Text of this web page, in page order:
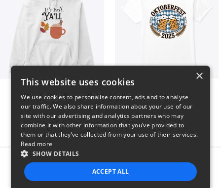
$41 $41
Report this product
×
This website uses cookies
We use cookies to personalise content, ads and to analyse
our traffic. We also share information about your use of our
site with our advertising and analytics partners who may
combine it with other information that you’ve provided to
them or that they’ve collected from your use of their services.
Read more
SHOW DETAILS
ACCEPT ALL